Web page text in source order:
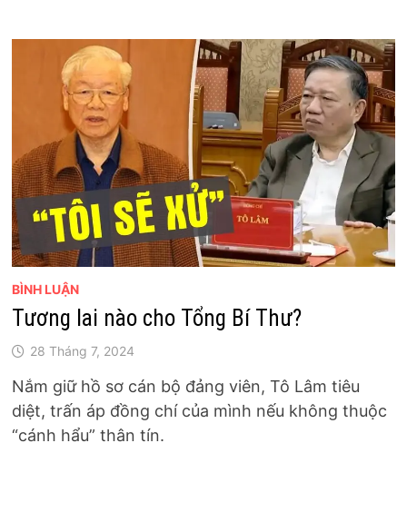
BÌNH LUẬN
Tương lai nào cho Tổng Bí Thư?
28 Tháng 7, 2024
Nắm giữ hồ sơ cán bộ đảng viên, Tô Lâm tiêu
diệt, trấn áp đồng chí của mình nếu không thuộc
“cánh hẩu” thân tín.